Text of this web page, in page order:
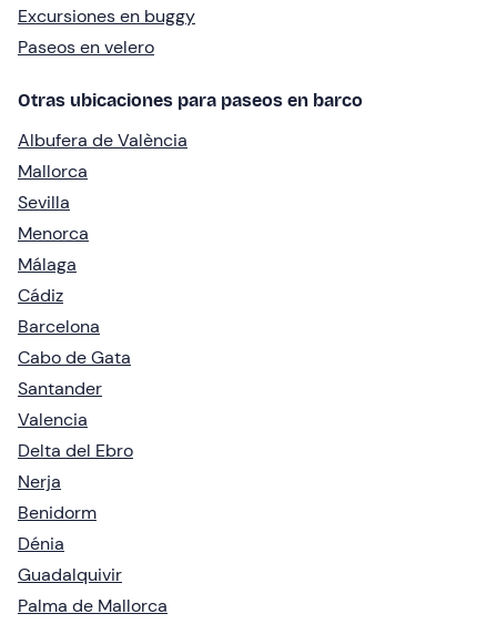
Excursiones en buggy
Paseos en velero
Otras ubicaciones para paseos en barco
Albufera de València
Mallorca
Sevilla
Menorca
Málaga
Cádiz
Barcelona
Cabo de Gata
Santander
Valencia
Delta del Ebro
Nerja
Benidorm
Dénia
Guadalquivir
Palma de Mallorca